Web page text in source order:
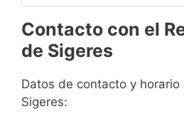
Contacto con el
de Sigeres
Datos de contacto y horario
Sigeres: